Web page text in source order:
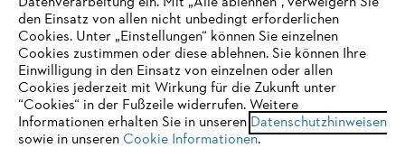
#STIHL
UNTERSTÜTZT
Sie nutzen einen Browser, den wir noch nicht unterstützen. Für
eine optimale Nutzung unserer Seite empfehlen wir Ihnen, zu
einem der folgenden Browser zu wechseln:
den Einsatz von allen nicht unbedingt erforderlichen
Cookies. Unter „Einstellungen“ können Sie einzelnen
Cookies zustimmen oder diese ablehnen. Sie können Ihre
Einwilligung in den Einsatz von einzelnen oder allen
Cookies jederzeit mit Wirkung für die Zukunft unter
“Cookies“ in der Fußzeile widerrufen. Weitere
Informationen erhalten Sie in unseren Datenschutzhinweisen
sowie in unseren Cookie Informationen.